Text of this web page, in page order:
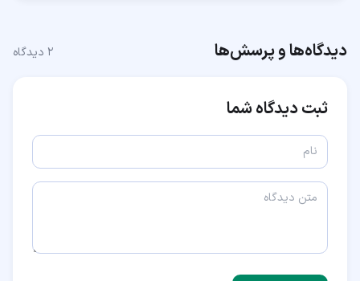
دیدگاه‌ها و پرسش‌ها ۲ دیدگاه
ثبت دیدگاه شما